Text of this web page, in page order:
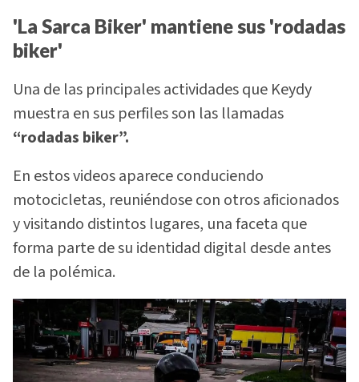
'La Sarca Biker' mantiene sus 'rodadas
biker'
Una de las principales actividades que Keydy
muestra en sus perfiles son las llamadas
“rodadas biker”.
En estos videos aparece conduciendo
motocicletas, reuniéndose con otros aficionados
y visitando distintos lugares, una faceta que
forma parte de su identidad digital desde antes
de la polémica.